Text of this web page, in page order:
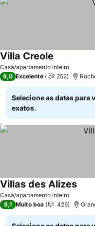
Casa/apartamento inteiro
Villa Creole
9,0 Excelente 252
Selecione as datas para
exatos.
Casa/apartamento inteiro
Villas des Alizes
8,1 Muito boa 426